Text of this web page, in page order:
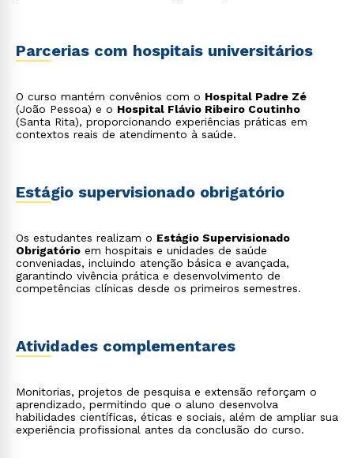
Parcerias com hospitais universitários
O curso mantém convênios com o Hospital Padre Zé
(João Pessoa) e o Hospital Flávio Ribeiro Coutinho
(Santa Rita), proporcionando experiências práticas em
contextos reais de atendimento à saúde.
Estágio supervisionado obrigatório
Os estudantes realizam o Estágio Supervisionado
Obrigatório em hospitais e unidades de saúde
conveniadas, incluindo atenção básica e avançada,
garantindo vivência prática e desenvolvimento de
competências clínicas desde os primeiros semestres.
Atividades complementares
Monitorias, projetos de pesquisa e extensão reforçam o
aprendizado, permitindo que o aluno desenvolva
habilidades científicas, éticas e sociais, além de ampliar sua
experiência profissional antes da conclusão do curso.
ou